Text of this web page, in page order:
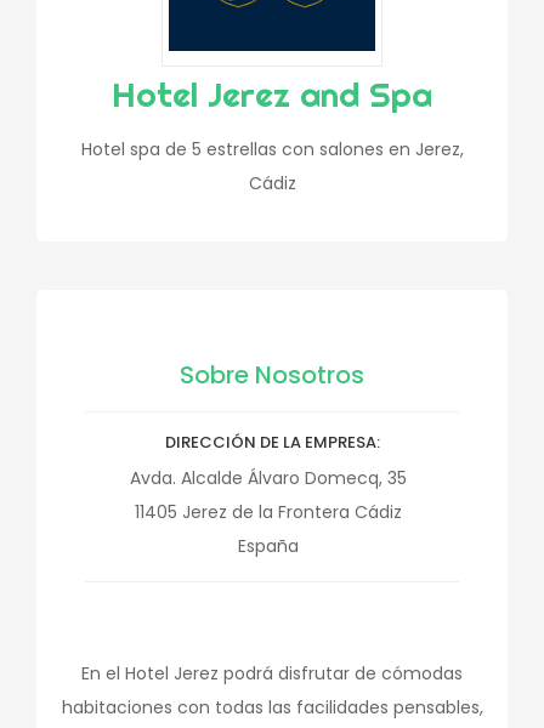
Hotel Jerez and Spa
Hotel spa de 5 estrellas con salones en Jerez,
Cádiz
Sobre Nosotros
DIRECCIÓN DE LA EMPRESA
Avda. Alcalde Álvaro Domecq, 35
11405 Jerez de la Frontera Cádiz
España
En el Hotel Jerez podrá disfrutar de cómodas
habitaciones con todas las facilidades pensables,